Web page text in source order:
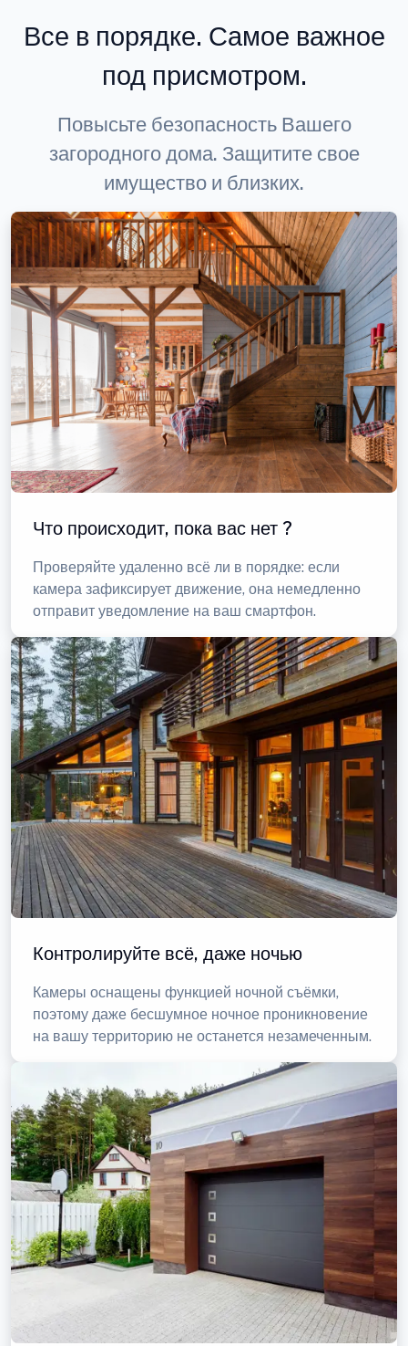
Все в порядке. Самое важное
под присмотром.
Повысьте безопасность Вашего
загородного дома. Защитите свое
имущество и близких.
Что происходит, пока вас нет ?
Проверяйте удаленно всё ли в порядке: если
камера зафиксирует движение, она немедленно
отправит уведомление на ваш смартфон.
Контролируйте всё, даже ночью
Камеры оснащены функцией ночной съёмки,
поэтому даже бесшумное ночное проникновение
на вашу территорию не останется незамеченным.